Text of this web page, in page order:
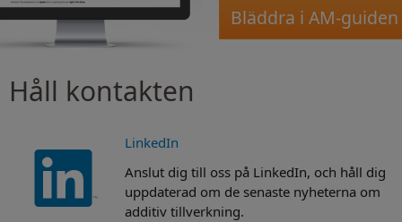
Bläddra i AM-guiden
Håll kontakten
LinkedIn
Anslut dig till oss på LinkedIn, och håll dig
uppdaterad om de senaste nyheterna om
additiv tillverkning.